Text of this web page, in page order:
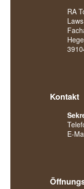
RA
Kontakt
E-